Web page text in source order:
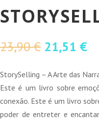
23,90€ O
original
era:
23,90 €.
21,51 €O
é:
StorySelling – A Arte das
Este é um livro sobre
conexão. Este é um livro
poder de entreter e